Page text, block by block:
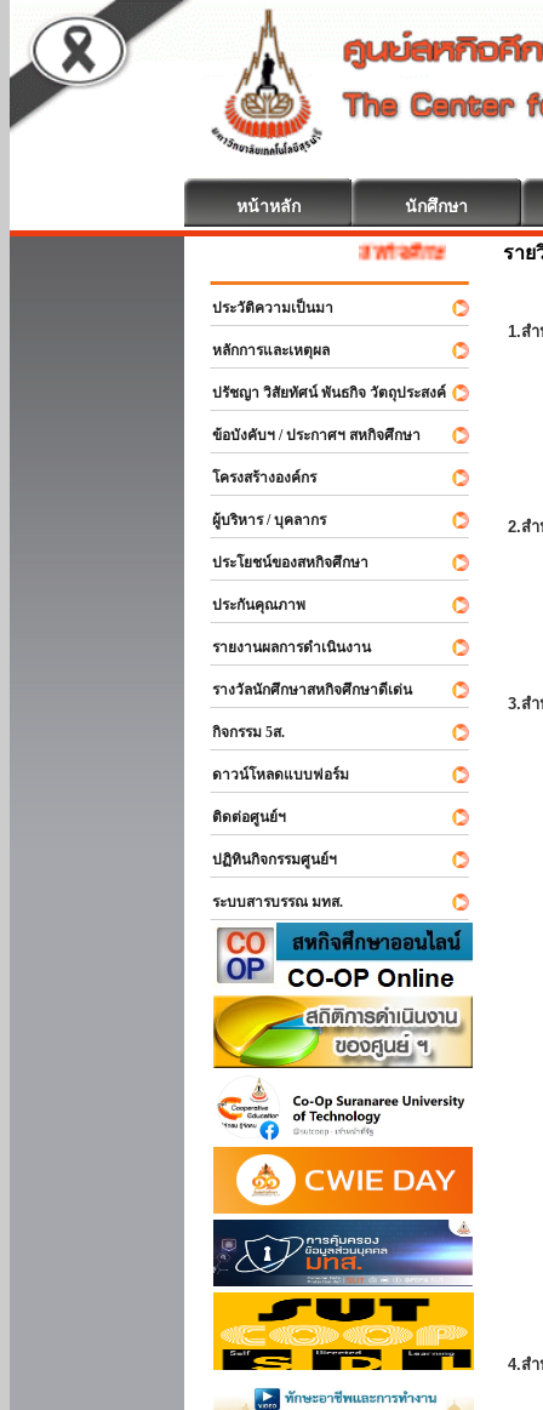
หน้าหลัก นักศึกษา
สหกิจศึกษา ยินดีต้อนรับ
ประวัติความเป็นมา
หลักการและเหตุผล
ปรัชญา วิสัยทัศน์ พันธกิจ วัตถุประสงค์
ข้อบังคับฯ / ประกาศฯ สหกิจศึกษา
โครงสร้างองค์กร
ผู้บริหาร / บุคลากร
ประโยชน์ของสหกิจศึกษา
ประกันคุณภาพ
รายงานผลการดำเนินงาน
รางวัลนักศึกษาสหกิจศึกษาดีเด่น
กิจกรรม 5ส.
ดาวน์โหลดแบบฟอร์ม
ติดต่อศูนย์ฯ
ปฏิทินกิจกรรมศูนย์ฯ
ระบบสารบรรณ มทส.
ราย
1.ส
2.ส
3.ส
4.ส